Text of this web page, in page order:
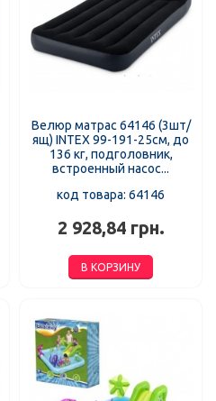
Велюр матрас 64146 (3шт/
ящ) INTEX 99-191-25см, до
136 кг, подголовник,
встроенный насос...
код товара: 64146
2 928,84 грн.
В КОРЗИНУ